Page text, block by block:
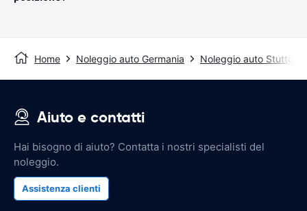
Home Noleggio auto Germania Noleggio auto Stuttgart
Aiuto e contatti
Hai bisogno di aiuto? Contatta i nostri specialisti del
noleggio.
Assistenza clienti